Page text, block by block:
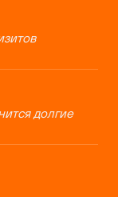
долгие